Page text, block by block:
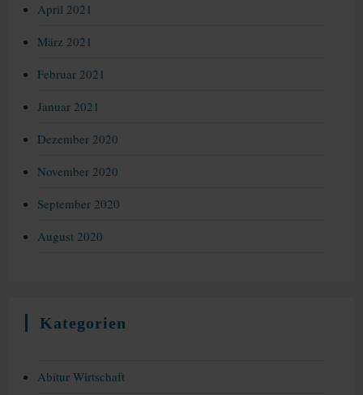
April 2021
März 2021
Februar 2021
Januar 2021
Dezember 2020
November 2020
September 2020
August 2020
Kategorien
Abitur Wirtschaft